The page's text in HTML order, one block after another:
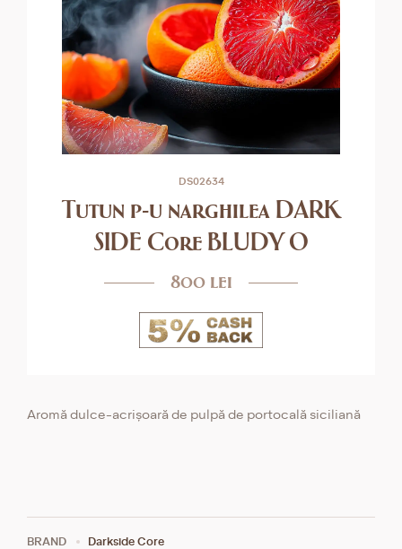
DS02634
Tutun p-u narghilea DARK
SIDE Core BLUDY O
800 lei
Aromă dulce-acrișoară de pulpă de portocală siciliană
BRAND Darkside Core